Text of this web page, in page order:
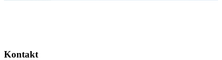
Kontakt